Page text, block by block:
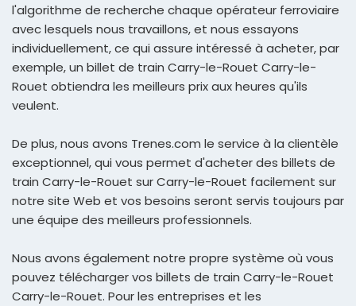
l'algorithme de recherche chaque opérateur ferroviaire
avec lesquels nous travaillons, et nous essayons
individuellement, ce qui assure intéressé à acheter, par
exemple, un billet de train Carry-le-Rouet Carry-le-
Rouet obtiendra les meilleurs prix aux heures qu'ils
veulent.
De plus, nous avons Trenes.com le service à la clientèle
exceptionnel, qui vous permet d'acheter des billets de
train Carry-le-Rouet sur Carry-le-Rouet facilement sur
notre site Web et vos besoins seront servis toujours par
une équipe des meilleurs professionnels.
Nous avons également notre propre système où vous
pouvez télécharger vos billets de train Carry-le-Rouet
Carry-le-Rouet. Pour les entreprises et les